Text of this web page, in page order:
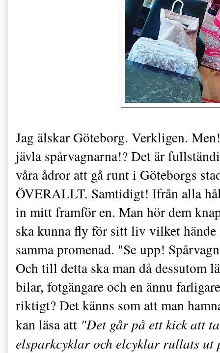
Jag älskar Göteborg. Verkligen.
jävla spårvagnarna!? Det är
våra ådror att gå runt i Göteborgs
ÖVERALLT. Samtidigt! Ifrån alla
in mitt framför en. Man hör dem
ska kunna fly för sitt liv vilket hände
samma promenad. "Se upp!
Och till detta ska man då dessutom
bilar, fotgängare och en ännu
riktigt? Det känns som att man
kan läsa att "Det går på ett kick att
elsparkcyklar och elcyklar rullats ut